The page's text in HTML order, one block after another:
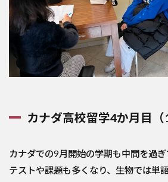
カナダ高校留学4か月目（
カナダでの9月開始の学期も中間を過
テストや課題も多くなり、生物では単